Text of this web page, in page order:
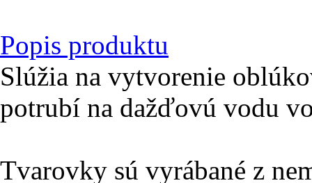
Popis produktu
Slúžia na vytvorenie
potrubí na dažďovú vodu
Tvarovky sú vyrábané z